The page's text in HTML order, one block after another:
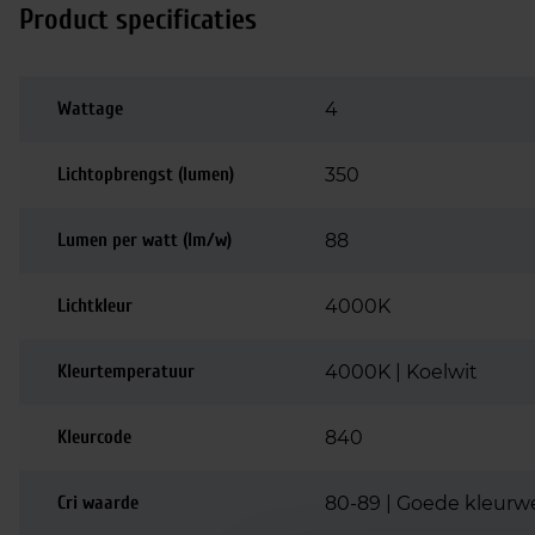
Product specificaties
Wattage 4
Lichtopbrengst (lumen) 350
Lumen per watt (lm/w) 88
Lichtkleur 4000K
Kleurtemperatuur 4000K | Koelwit
Kleurcode 840
Cri waarde 80-89 | Goede